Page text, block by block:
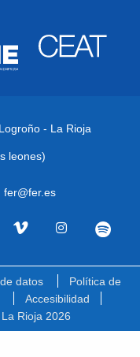
- La Rioja
leones)
fer@fer.es
datos
Política de
Accesibilidad
Rioja 2026